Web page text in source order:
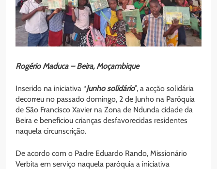
Rogério Maduca – Beira, Moçambique
Inserido na iniciativa “Junho solidário”, a acção solidária
decorreu no passado domingo, 2 de Junho na Paróquia
de São Francisco Xavier na Zona de Ndunda cidade da
Beira e beneficiou crianças desfavorecidas residentes
naquela circunscrição.
De acordo com o Padre Eduardo Rando, Missionário
Verbita em serviço naquela paróquia a iniciativa